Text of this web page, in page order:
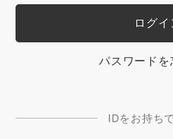
パスワードを
IDをお持ち